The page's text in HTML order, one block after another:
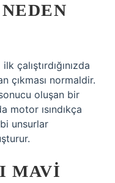
çalıştırdığınızda
çıkması normaldir.
oluşan bir
motor ısındıkça
unsurlar
MAVI